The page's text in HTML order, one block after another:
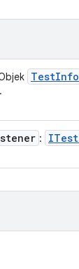
Test
: ITest